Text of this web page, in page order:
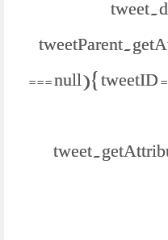
=== null){ tweetID